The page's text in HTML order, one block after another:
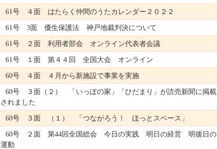
61号 ４面 はたらく仲間のうたカレンダー２０２２
61号 3面 優生保護法 神戸地裁判決について
61号 ２面 利用者部会 オンライン代表者会議
61号 １面 第４４回 全国大会 オンライン
60号 ４面 ４月から新施設で事業を実施
60号 ３面（２） 「いっぽの家」「ひだまり」が読売新聞に掲載
されました
60号 ３面 （１） 「つながろう！ ほっとスペース」
60号 ２面 第44回全国総会 今日の実践 明日の経営 明後日の
運動